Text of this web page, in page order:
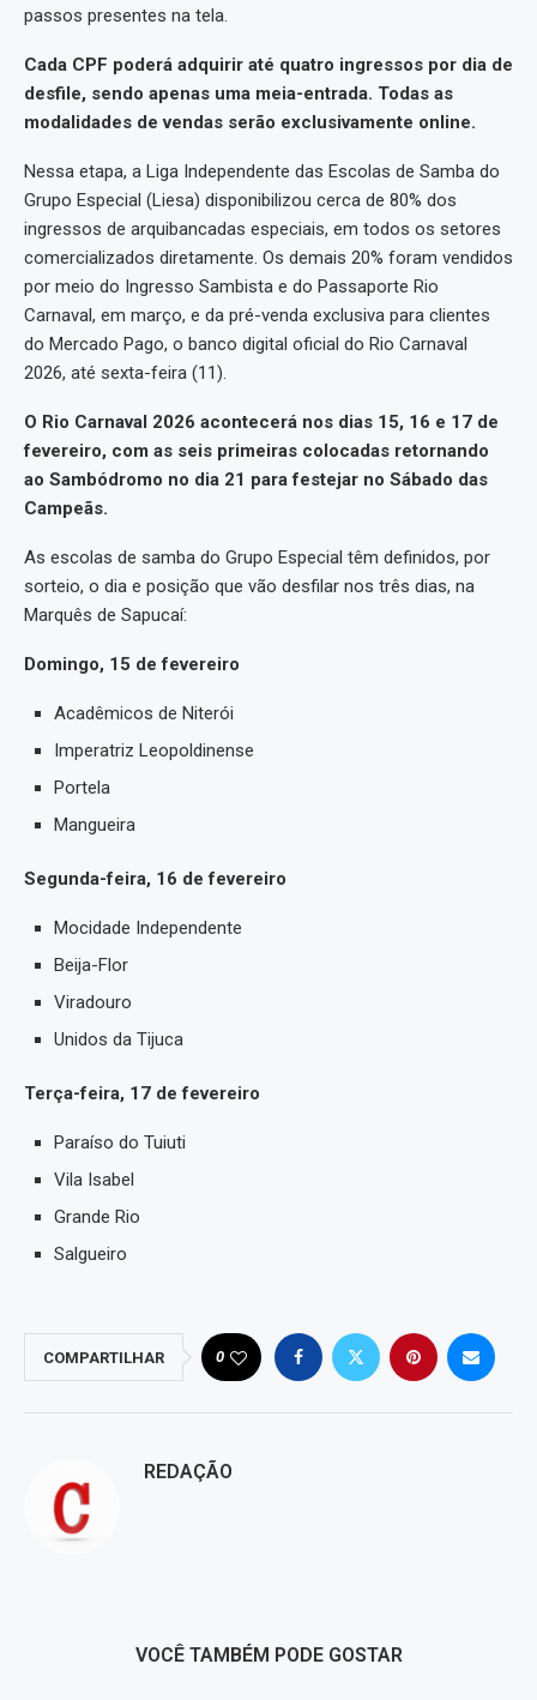
passos presentes na tela.
Cada CPF poderá adquirir até quatro ingressos por dia de
desfile, sendo apenas uma meia-entrada. Todas as
modalidades de vendas serão exclusivamente online.
Nessa etapa, a Liga Independente das Escolas de Samba do
Grupo Especial (Liesa) disponibilizou cerca de 80% dos
ingressos de arquibancadas especiais, em todos os setores
comercializados diretamente. Os demais 20% foram vendidos
por meio do Ingresso Sambista e do Passaporte Rio
Carnaval, em março, e da pré-venda exclusiva para clientes
do Mercado Pago, o banco digital oficial do Rio Carnaval
2026, até sexta-feira (11).
O Rio Carnaval 2026 acontecerá nos dias 15, 16 e 17 de
fevereiro, com as seis primeiras colocadas retornando
ao Sambódromo no dia 21 para festejar no Sábado das
Campeãs.
As escolas de samba do Grupo Especial têm definidos, por
sorteio, o dia e posição que vão desfilar nos três dias, na
Marquês de Sapucaí:
Domingo, 15 de fevereiro
Acadêmicos de Niterói
Imperatriz Leopoldinense
Portela
Mangueira
Segunda-feira, 16 de fevereiro
Mocidade Independente
Beija-Flor
Viradouro
Unidos da Tijuca
Terça-feira, 17 de fevereiro
Paraíso do Tuiuti
Vila Isabel
Grande Rio
Salgueiro
COMPARTILHAR 0
REDAÇÃO
VOCÊ TAMBÉM PODE GOSTAR